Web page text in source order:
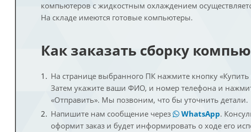
компьютеров с жидкостным охлаждением
На складе имеются готовые компьютеры.
Как заказать сборку
На странице выбранного ПК нажмите кнопку «Купить
Затем укажите ваши ФИО, и номер телефона и
«Отправить». Мы позвоним, что бы уточнить детали.
Напишите нам сообщение через
WhatsApp.
оформит заказ и будет информировать о ходе его